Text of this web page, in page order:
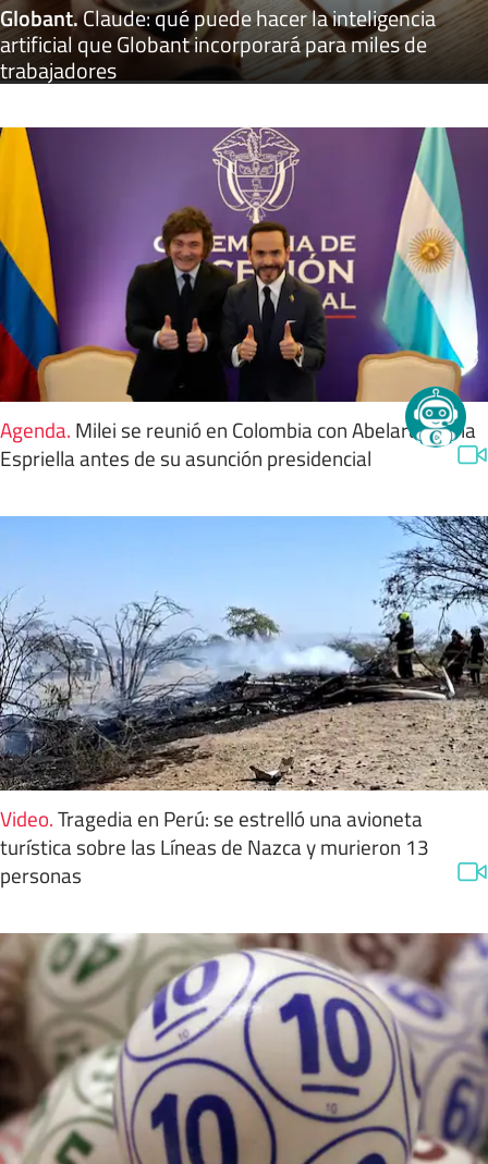
Globant.Claude: qué puede hacer la inteligencia
artificial que Globant incorporará para miles de
trabajadores
Agenda. Milei se reunió en Colombia con Abelardo de la
Espriella antes de su asunción presidencial
Video.Tragedia en Perú: se estrelló una avioneta
turística sobre las Líneas de Nazca y murieron 13
personas